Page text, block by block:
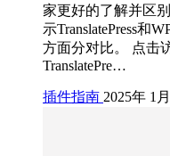
家更好的了解并区
示TranslatePress和
方面分对比。 点击
TranslatePre…
插件指南 2025年 1